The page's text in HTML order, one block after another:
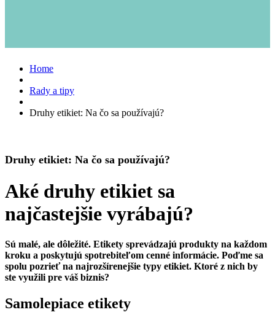
Home
Rady a tipy
Druhy etikiet: Na čo sa používajú?
Druhy etikiet: Na čo sa používajú?
Aké druhy etikiet sa
najčastejšie vyrábajú?
Sú malé, ale dôležité. Etikety sprevádzajú produkty na každom
kroku a poskytujú spotrebiteľom cenné informácie. Poďme sa
spolu pozrieť na najrozšírenejšie typy etikiet. Ktoré z nich by
ste využili pre váš biznis?
Samolepiace etikety